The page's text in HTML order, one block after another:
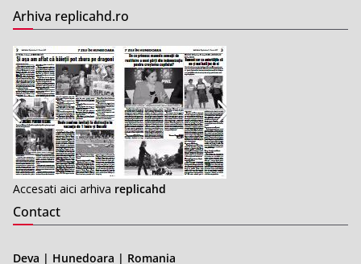
Arhiva replicahd.ro
Accesati aici arhiva replicahd
Contact
Deva | Hunedoara | Romania